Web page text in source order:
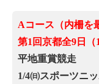
Aコース（内柵を
第1回京都全9日（
平地重賞競走
1/4㈰スポーツニ